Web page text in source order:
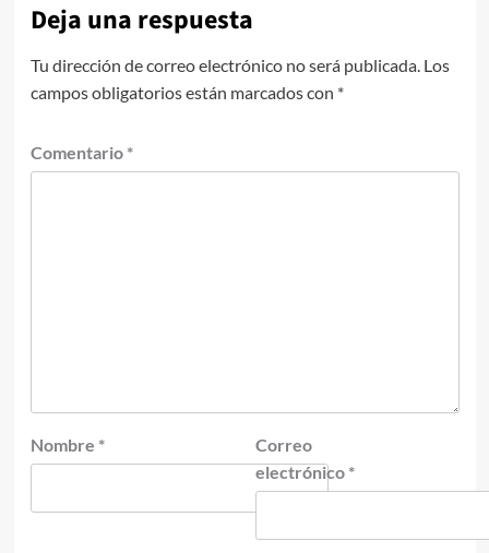
Deja una respuesta
Tu dirección de correo electrónico no será publicada. Los
campos obligatorios están marcados con *
Comentario *
Nombre *
Correo
electrónico *